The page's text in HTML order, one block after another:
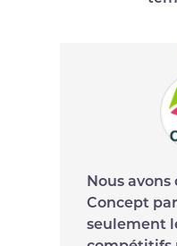
Nous avons
Concept
seulement